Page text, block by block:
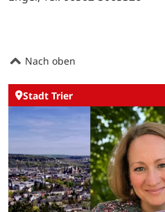
Nach oben
Stadt Trier